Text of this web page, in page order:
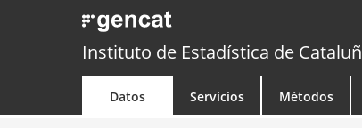
Instituto de Estadística de
Datos Servicios Métodos